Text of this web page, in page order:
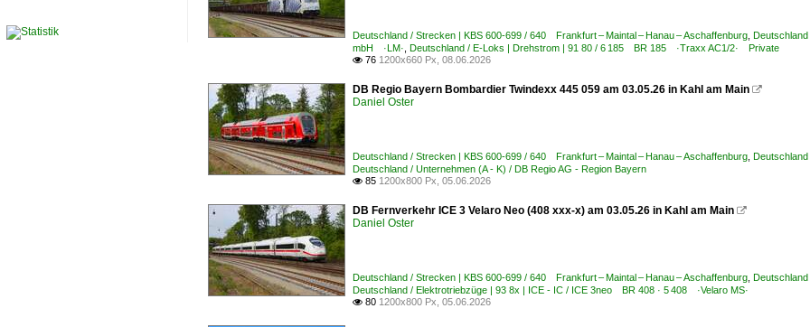
Deutschland / Strecken | KBS 600-699 / 640 Frankfurt – Maintal – Hanau – Aschaffenburg
mbH ·LM· Deutschland / E-Loks | Drehstrom | 91 80 / 6 185 BR 185 ·Traxx AC1/2· Private
 76 1200x660 Px, 08.06.2026
DB Regio Bayern Bombardier Twindexx 445 059 am 03.05.26 in Kahl am Main 
Daniel Oster
Deutschland / Strecken | KBS 600-699 / 640 Frankfurt – Maintal – Hanau – Aschaffenburg
Deutschland / Unternehmen (A - K) / DB Regio AG - Region Bayern
 85 1200x800 Px, 05.06.2026
DB Fernverkehr ICE 3 Velaro Neo (408 xxx-x) am 03.05.26 in Kahl am Main 
Daniel Oster
Deutschland / Strecken | KBS 600-699 / 640 Frankfurt – Maintal – Hanau – Aschaffenburg
Deutschland / Elektrotriebzüge | 93 8x | ICE - IC / ICE 3neo BR 408 · 5 408 ·Velaro MS·
 80 1200x800 Px, 05.06.2026